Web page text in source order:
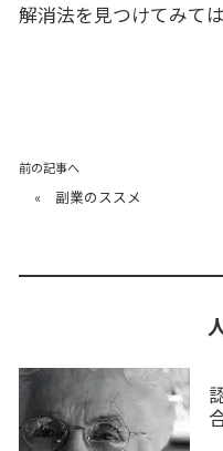
解消法を見つけてみて
前の記事へ
« 副業のススメ